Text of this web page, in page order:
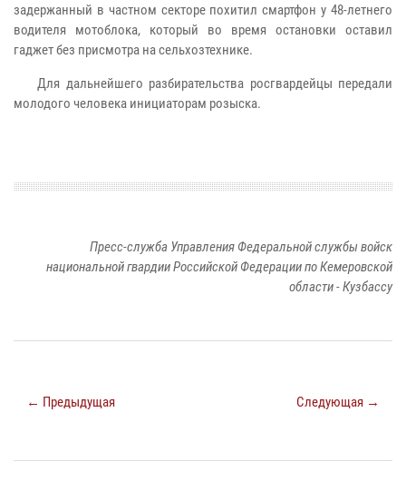
задержанный в частном секторе похитил смартфон у 48-летнего
водителя мотоблока, который во время остановки оставил
гаджет без присмотра на сельхозтехнике.
Для дальнейшего разбирательства росгвардейцы передали
молодого человека инициаторам розыска.
Пресс-служба Управления Федеральной службы войск
национальной гвардии Российской Федерации по Кемеровской
области - Кузбассу
← Предыдущая Следующая →